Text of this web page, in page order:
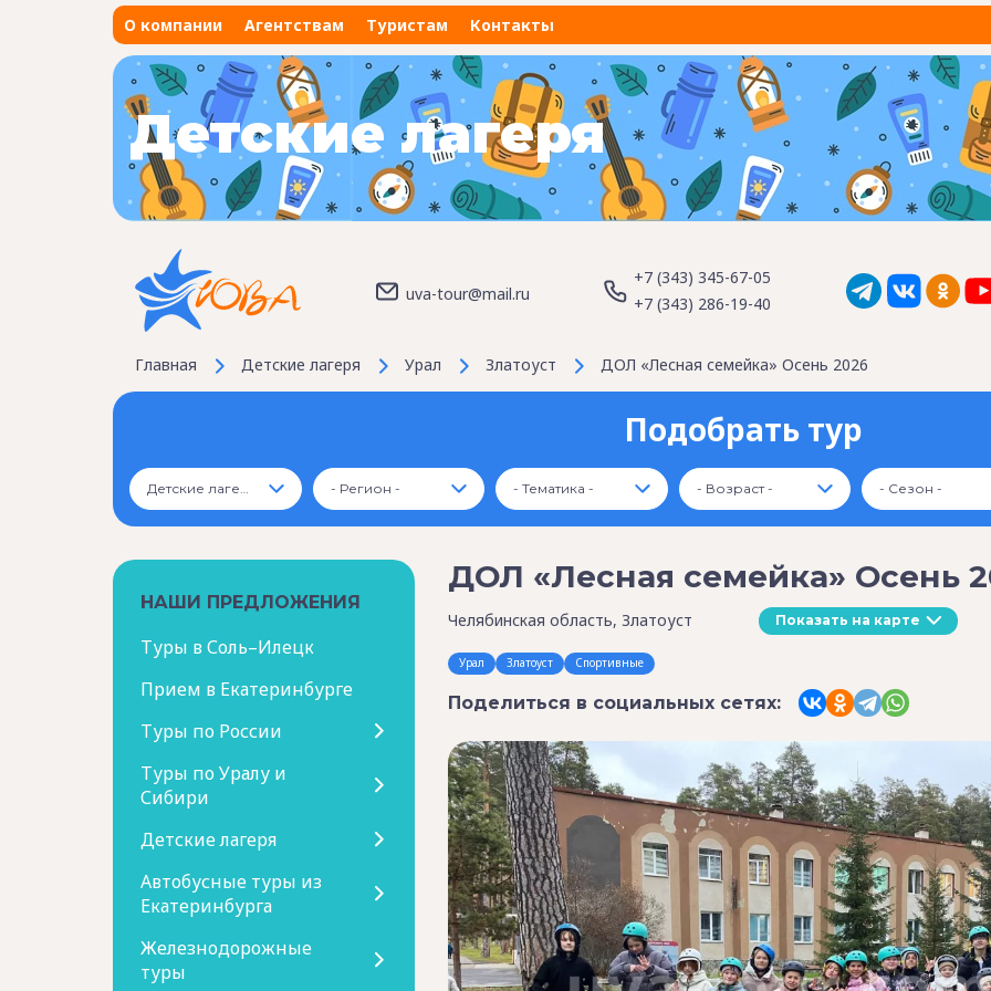
О компании Агентствам Туристам Контакты
Детские лагеря
uva-tour@mail.ru
+7 (343) 345-67-05
+7 (343) 286-19-40
Главная Детские лагеря Урал Златоуст ДОЛ «Лесная семейка» Осень 2026
Подобрать тур
Детские лагеря - Регион - - Тематика - - Возраст - - Сезон -
НАШИ ПРЕДЛОЖЕНИЯ
Туры в Соль–Илецк
Прием в Екатеринбурге
Туры по России
Туры по Уралу и
Сибири
Детские лагеря
Автобусные туры из
Екатеринбурга
Железнодорожные
туры
ДОЛ «Лесная семейка» Осень
Челябинская область, Златоуст Показать на карте
Урал Златоуст Спортивные
Поделиться в социальных сетях: